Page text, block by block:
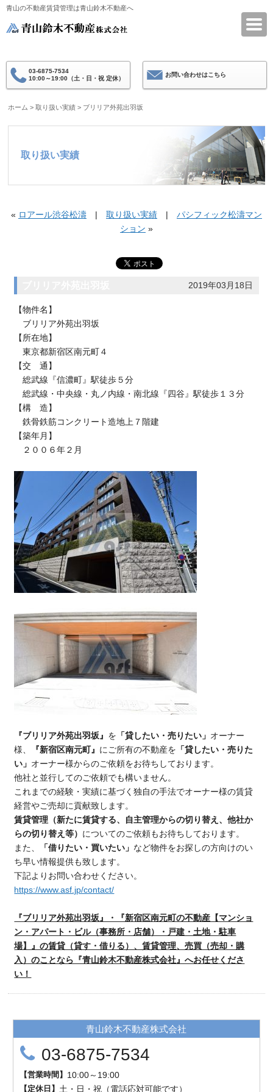
青山の不動産賃貸管理は青山鈴木不動産へ
03-6875-7534
10:00～19:00（土・日・祝 定休）
お問い合わせはこちら
ホーム >取り扱い実績 > ブリリア外苑出羽坂
取り扱い実績
« ロアール渋谷松濤| 取り扱い実績| パシフィック松濤マン
ション »
2019年03月18日
【物件名】
ブリリア外苑出羽坂
【所在地】
東京都新宿区南元町４
【交 通】
総武線『信濃町』駅徒歩５分
総武線・中央線・丸ノ内線・南北線『四谷』駅徒歩１３分
【構 造】
鉄骨鉄筋コンクリート造地上７階建
【築年月】
２００６年２月
『ブリリア外苑出羽坂』 を 「貸したい・売りたい」 オーナー
様、
『新宿区南元町』 にご所有の不動産を 「貸したい・売りた
い」 オーナー様からのご依頼をお待ちしております。
他社と並行してのご依頼でも構いません。
これまでの経験・実績に基づく独自の手法でオーナー様の賃貸
経営やご売却に貢献致します。
賃貸管理（新たに賃貸する、自主管理からの切り替え、他社か
らの切り替え等） についてのご依頼もお待ちしております。
また、
「借りたい・買いたい」 など物件をお探しの方向けのい
ち早い情報提供も致します。
下記よりお問い合わせください。
https://www.asf.jp/contact/
『ブリリア外苑出羽坂』・『新宿区南元町の不動産【マンショ
ン・アパート・ビル（事務所・店舗）・戸建・土地・駐車
場】』の賃貸（貸す・借りる）、賃貸管理、売買（売却・購
入）のことなら『青山鈴木不動産株式会社』へお任せくださ
い！
青山鈴木不動産株式会社
03-6875-7534
【営業時間 】 10:00～19:00
【定休日 】 土・日・祝（電話応対可能です）